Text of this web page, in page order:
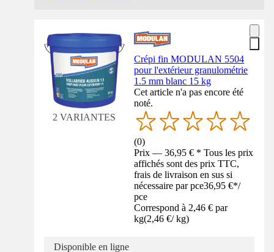
2 VARIANTES
Crépi fin MODULAN 5504
pour l'extérieur granulométrie
1.5 mm blanc 15 kg
Cet article n'a pas encore été
noté.
(0)
Prix — 36,95 € * Tous les prix
affichés sont des prix TTC,
frais de livraison en sus si
nécessaire par pce36,95 €*/
pce
Correspond à 2,46 € par
kg(2,46 €/ kg)
Disponible en ligne